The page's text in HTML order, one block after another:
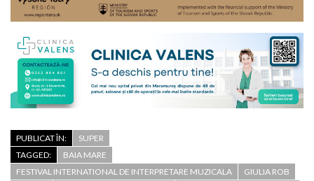
PUBLICAT ÎN:
SUPER
TAGGED:
BAIA MARE
FESTIVAL INTERNATIONAL DE INTERPRETARE MUZICALA
GIULIA ROB